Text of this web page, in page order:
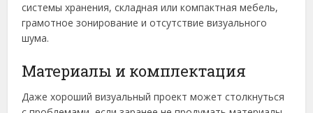
системы хранения, складная или компактная мебель,
грамотное зонирование и отсутствие визуального
шума.
Материалы и комплектация
Даже хороший визуальный проект может столкнуться